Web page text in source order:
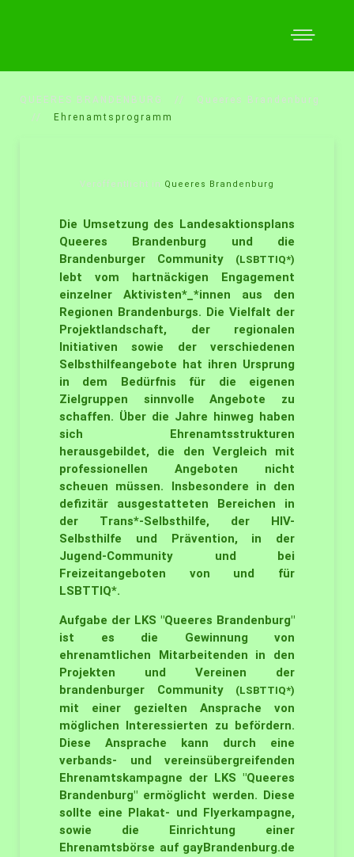
QUEERES BRANDENBURG
Queeres Brandenburg
Ehrenamtsprogramm
Veröffentlicht in Queeres Brandenburg
Die Umsetzung des Landesaktionsplans
Queeres Brandenburg und die
Brandenburger Community
(LSBTTIQ*)
lebt vom hartnäckigen Engagement
einzelner Aktivisten*_*innen aus den
Regionen Brandenburgs. Die Vielfalt der
Projektlandschaft, der regionalen
Initiativen sowie der verschiedenen
Selbsthilfeangebote hat ihren Ursprung
in dem Bedürfnis für die eigenen
Zielgruppen sinnvolle Angebote zu
schaffen. Über die Jahre hinweg haben
sich Ehrenamtsstrukturen
herausgebildet, die den Vergleich mit
professionellen Angeboten nicht
scheuen müssen. Insbesondere in den
defizitär ausgestatteten Bereichen in
der Trans*-Selbsthilfe, der HIV-
Selbsthilfe und Prävention, in der
Jugend-Community und bei
Freizeitangeboten von und für
LSBTTIQ*.
Aufgabe der LKS "Queeres Brandenburg"
ist es die Gewinnung von
ehrenamtlichen Mitarbeitenden in den
Projekten und Vereinen der
brandenburger Community
(LSBTTIQ*)
mit einer gezielten Ansprache von
möglichen Interessierten zu befördern.
Diese Ansprache kann durch eine
verbands- und vereinsübergreifenden
Ehrenamtskampagne der LKS "Queeres
Brandenburg" ermöglicht werden. Diese
sollte eine Plakat- und Flyerkampagne,
sowie die Einrichtung einer
Ehrenamtsbörse auf gayBrandenburg.de